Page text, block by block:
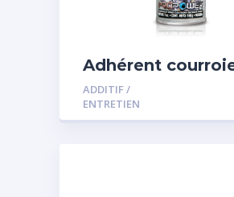
Adhérent
ADDITIF /
ENTRETIEN